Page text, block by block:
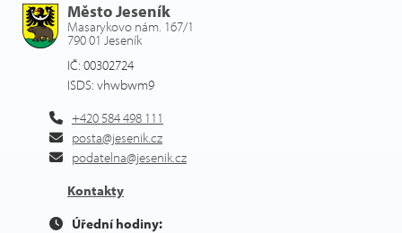
Město Jeseník
Masarykovo nám. 167/1
790 01 Jeseník
IČ: 00302724
ISDS: vhwbwm9
+420 584 498 111
posta@jesenik.cz
podatelna@jesenik.cz
Kontakty
Úřední hodiny: